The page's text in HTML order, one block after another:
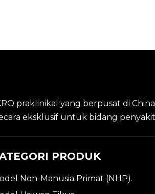
praklinikal yang berpusat di
eksklusif untuk bidang
PRODUK
Non-Manusia Primat (NHP).